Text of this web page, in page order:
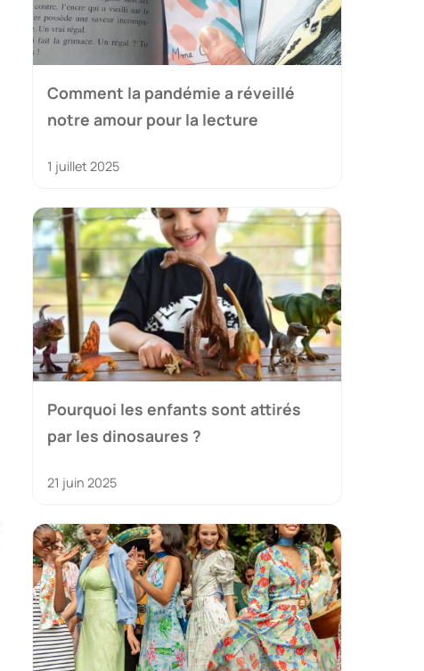
Comment la pandémie a réveillé
notre amour pour la lecture
1 juillet 2025
Pourquoi les enfants sont attirés
par les dinosaures ?
21 juin 2025